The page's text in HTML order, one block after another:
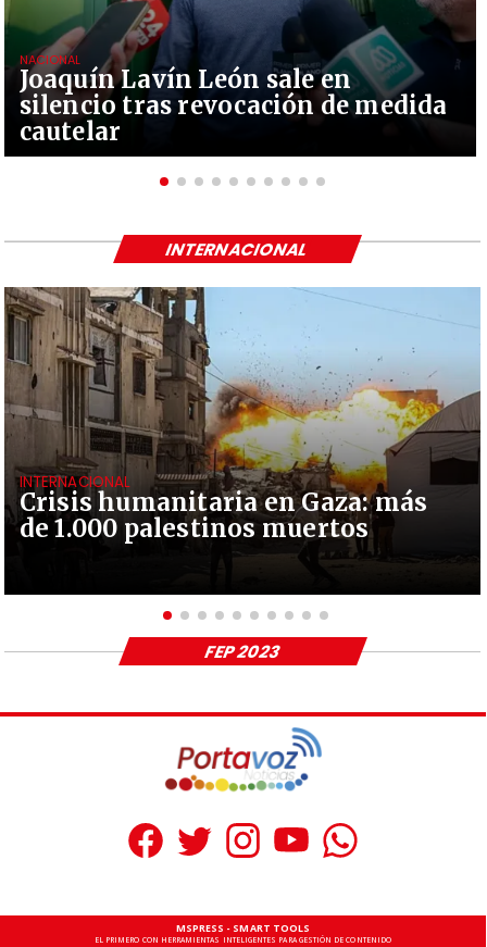
Joaquín Lavín León sale en
silencio tras revocación de medida
cautelar
NACIONAL
Crisis humanitaria en Gaza: más
de 1.000 palestinos muertos
INTERNACIONAL
INTERNACIONAL
FEP 2023
MSPRESS - SMART TOOLS
EL PRIMERO CON HERRAMIENTAS INTELIGENTES PARA GESTIÓN DE CONTENIDO